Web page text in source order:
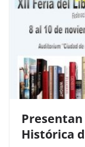
Presentan
Histórica